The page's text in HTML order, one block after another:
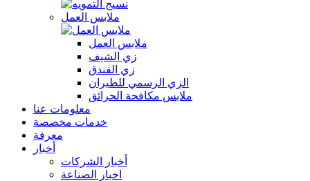
ملابس العمل
ملابس العمل
زي الشيف
زي الفندق
الزي الرسمي للطيران
ملابس مكافحة الحرائق
معلومات عنا
خدمات مخصصة
معرفة
أخبار
أخبار الشركات
اخبار الصناعة